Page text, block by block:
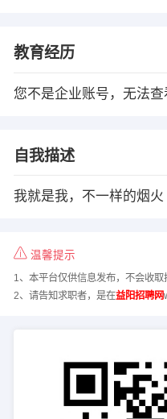
教育经历
您不是企业账号，无法查
自我描述
我就是我，不一样的烟火
温馨提示
1、本平台仅供信息发布，不会收取
2、请告知求职者，是在益阳招聘网